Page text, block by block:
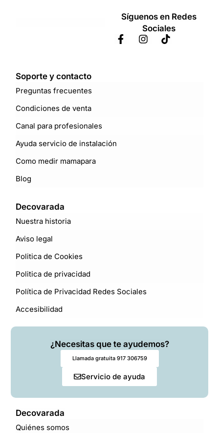
Síguenos en Redes
Sociales
Soporte y contacto
Preguntas frecuentes
Condiciones de venta
Canal para profesionales
Ayuda servicio de instalación
Como medir mamapara
Blog
Decovarada
Nuestra historia
Aviso legal
Politica de Cookies
Politica de privacidad
Política de Privacidad Redes Sociales
Accesibilidad
¿Necesitas que te ayudemos?
Llamada gratuita 917 306759
Servicio de ayuda
Decovarada
Quiénes somos